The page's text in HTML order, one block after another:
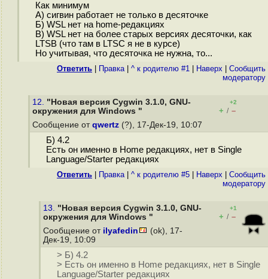
Как минимум
А) сигвин работает не только в десяточке
Б) WSL нет на home-редакциях
В) WSL нет на более старых версиях десяточки, как
LTSB (что там в LTSC я не в курсе)
Но учитывая, что десяточка не нужна, то...
Ответить Правка| ^ к родителю #1 Наверх
Cообщить
модератору
12. "Новая версия Cygwin 3.1.0, GNU-
окружения для Windows "
+2
+ / –
Сообщение от qwertz (?), 17-Дек-19, 10:07
Б) 4.2
Есть он именно в Home редакциях, нет в Single
Language/Starter редакциях
Ответить Правка| ^ к родителю #5 Наверх
Cообщить
модератору
13. "Новая версия Cygwin 3.1.0, GNU-
окружения для Windows "
+1
+ / –
Сообщение от ilyafedin
(ok), 17-
Дек-19, 10:09
> Б) 4.2
> Есть он именно в Home редакциях, нет в Single
Language/Starter редакциях